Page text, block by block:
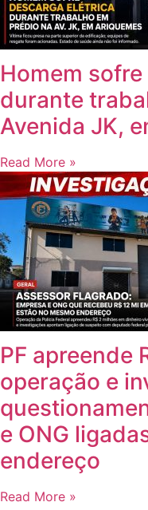
Homem
durante
Avenida JK,
Read More »
PF apreende
operação e
e ONG
endereço
Read More »